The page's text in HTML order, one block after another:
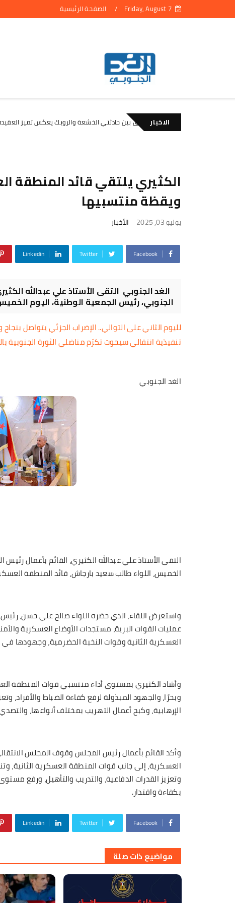
Friday, August 7 الصفحة الرئيسية
الاخبار
بن لسود: الفارق بين حادثتي الخشعة والرويك يعكس تميز العقيدة القتالية
الكثيري يلتقي قائد المنطقة
ويقظة منتسبيها
يوليو 03, 2025 الأخبار
Facebook
Twitter
Linkedin
الغد الجنوبي التقى الأستاذ علي عبدالله
الجنوبي، رئيس الجمعية الوطنية، اليوم
لليوم الثاني على التوالي.. الإضراب الجزئي يتواصل
تنفيذية انتقالي سيحوت تكرّم مناضلي الثورة الجنوبية
الغد الجنوبي
التقى الأستاذ علي عبدالله الكثيري، القائم بأعمال
الخميس، اللواء طالب سعيد بارجاش، قائد المنطقة
واستعرض اللقاء، الذي حضره اللواء صالح علي حسن،
عمليات القوات البرية، مستجدات الأوضاع العسكرية
العسكرية الثانية وقوات النخبة الحضرمية، وجهودها
وأشاد الكثيري بمستوى أداء منتسبي قوات المنطقة
وبحرًا، والجهود المبذولة لرفع كفاءة الضباط والأفراد،
الإرهابية، وكبح أعمال التهريب بمختلف أنواعها،
وأكد القائم بأعمال رئيس المجلس وقوف المجلس
العسكرية، إلى جانب قوات المنطقة العسكرية الثانية،
وتعزيز القدرات الدفاعية، والتدريب والتأهيل، ورفع
بكفاءة واقتدار.
Facebook
Twitter
Linkedin
مواضيع ذات صلة